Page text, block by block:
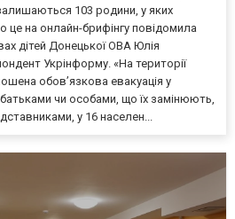
103 родини, у яких
це на онлайн-брифінгу повідомила
дітей Донецької ОВА Юлія
Укрінформу. «На території
обов’язкова евакуація у
чи особами, що їх замінюють,
у 16 населен...